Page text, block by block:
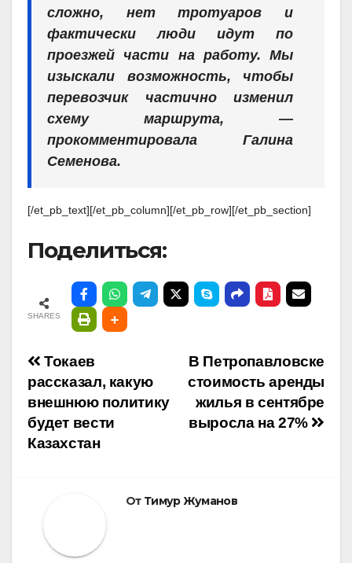
сложно, нет тротуаров и
фактически люди идут по
проезжей части на работу. Мы
изыскали возможность, чтобы
перевозчик частично изменил
схему маршрута, —
прокомментировала Галина
Семенова.
[/et_pb_text][/et_pb_column][/et_pb_row][/et_pb_section]
Поделиться:
SHARES
Навигация
по
записям
В Петропавловске
стоимость аренды
жилья в сентябре
выросла на 27%
Токаев
рассказал, какую
внешнюю политику
будет вести
Казахстан
От Тимур Жуманов